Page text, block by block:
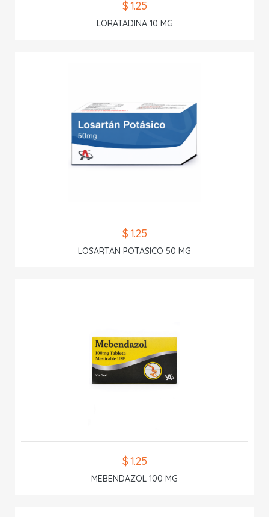
$ 1.25
LORATADINA 10 MG
$ 1.25
LOSARTAN POTASICO 50 MG
$ 1.25
MEBENDAZOL 100 MG